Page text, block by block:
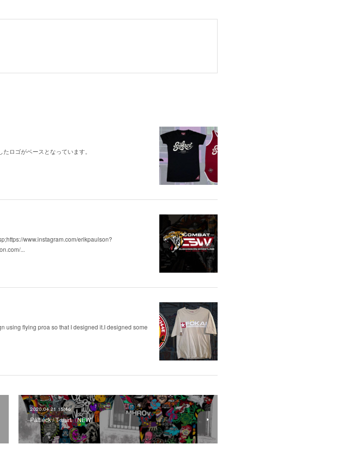
ロゴがベースとなっています。
www.instagram.com/erikpaulson?
...
using flying proa so that I designed it.I designed some
2020.04.21 15:46
Paltieck / T-shirt〈NEW〉